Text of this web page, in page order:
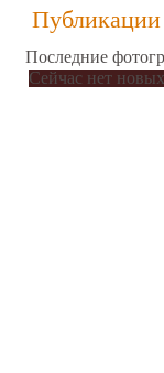
Публикации
Последние
Сейчас нет